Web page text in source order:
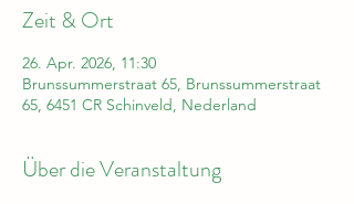
Zeit & Ort
26. Apr. 2026, 11:30
Brunssummerstraat 65, Brunssummerstraat
65, 6451 CR Schinveld, Nederland
Über die Veranstaltung